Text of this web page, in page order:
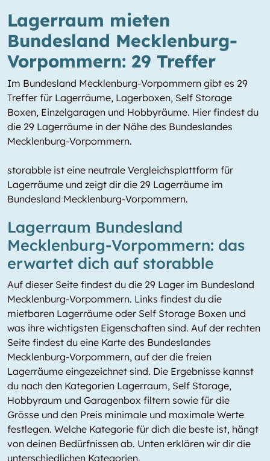
Lagerraum mieten
Bundesland Mecklenburg-
Vorpommern: 29 Treffer
Im Bundesland Mecklenburg-Vorpommern gibt es 29
Treffer für Lagerräume, Lagerboxen, Self Storage
Boxen, Einzelgaragen und Hobbyräume. Hier findest du
die 29 Lagerräume in der Nähe des Bundeslandes
Mecklenburg-Vorpommern.
storabble ist eine neutrale Vergleichsplattform für
Lagerräume und zeigt dir die 29 Lagerräume im
Bundesland Mecklenburg-Vorpommern.
Lagerraum Bundesland
Mecklenburg-Vorpommern: das
erwartet dich auf storabble
Auf dieser Seite findest du die 29 Lager im Bundesland
Mecklenburg-Vorpommern. Links findest du die
mietbaren Lagerräume oder Self Storage Boxen und
was ihre wichtigsten Eigenschaften sind. Auf der rechten
Seite findest du eine Karte des Bundeslandes
Mecklenburg-Vorpommern, auf der die freien
Lagerräume eingezeichnet sind. Die Ergebnisse kannst
du nach den Kategorien Lagerraum, Self Storage,
Hobbyraum und Garagenbox filtern sowie für die
Grösse und den Preis minimale und maximale Werte
festlegen. Welche Kategorie für dich die beste ist, hängt
von deinen Bedürfnissen ab. Unten erklären wir dir die
unterschiedlichen Kategorien.